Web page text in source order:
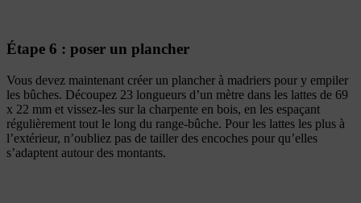
Étape 6 : poser un plancher
Vous devez maintenant créer un plancher à madriers pour y empiler
les bûches. Découpez 23 longueurs d’un mètre dans les lattes de 69
x 22 mm et vissez-les sur la charpente en bois, en les espaçant
régulièrement tout le long du range-bûche. Pour les lattes les plus à
l’extérieur, n’oubliez pas de tailler des encoches pour qu’elles
s’adaptent autour des montants.